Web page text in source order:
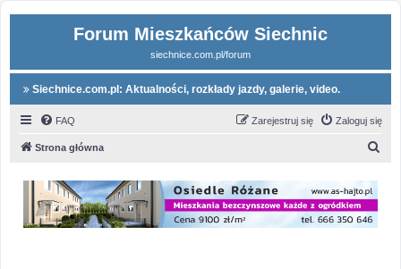
Forum Mieszkańców Siechnic
siechnice.com.pl/forum
Siechnice.com.pl: Aktualności, rozkłady jazdy, galerie, video.
FAQ Zaloguj się
Zarejestruj się
Strona główna